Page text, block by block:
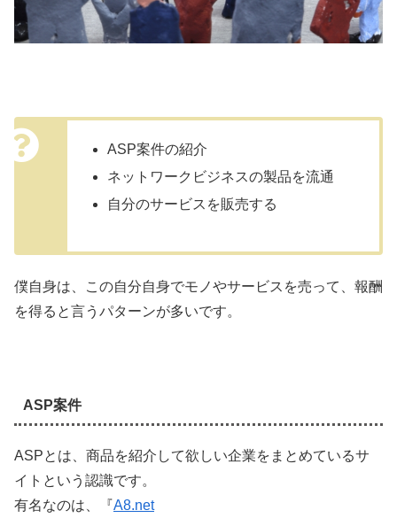
ASP案件の紹介
ネットワークビジネスの製品を流通
自分のサービスを販売する
僕自身は、この自分自身でモノやサービスを売って、報酬
を得ると言うパターンが多いです。
ASP案件
ASPとは、商品を紹介して欲しい企業をまとめているサ
イトという認識です。
有名なのは、『A8.net